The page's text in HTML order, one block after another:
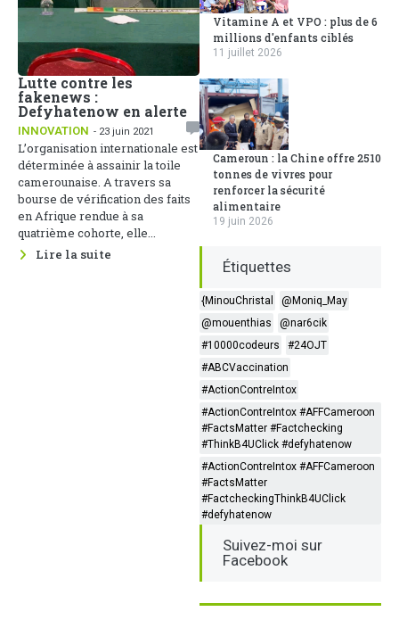
Lutte contre les
fakenews :
Defyhatenow en alerte
INNOVATION - 23 juin 2021
L’organisation internationale est
déterminée à assainir la toile
camerounaise. A travers sa
bourse de vérification des faits
en Afrique rendue à sa
quatrième cohorte, elle...
Lire la suite
Vitamine A et VPO : plus de 6
millions d'enfants ciblés
11 juillet 2026
Cameroun : la Chine offre 2510
tonnes de vivres pour
renforcer la sécurité
alimentaire
19 juin 2026
Étiquettes
{MinouChristal
@Moniq_May
@mouenthias
@nar6cik
#10000codeurs
#24OJT
#ABCVaccination
#ActionContreIntox
#ActionContreIntox #AFFCameroon
#FactsMatter #Factchecking
#ThinkB4UClick #defyhatenow
#ActionContreIntox #AFFCameroon
#FactsMatter
#FactcheckingThinkB4UClick
#defyhatenow
Suivez-moi sur
Facebook